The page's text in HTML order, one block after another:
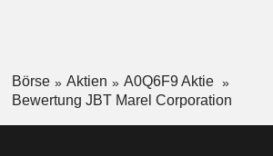
Börse Aktien
A0Q6F9 Aktie
Bewertung JBT Marel Corporation